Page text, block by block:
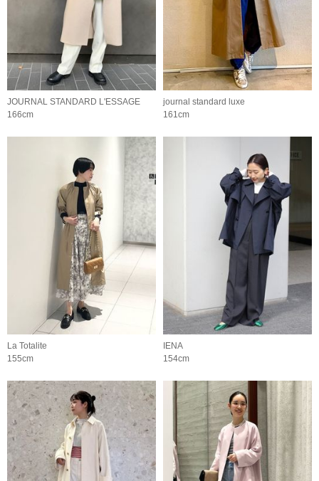
JOURNAL STANDARD L'ESSAGE
166cm
journal standard luxe
161cm
La Totalite
155cm
IENA
154cm